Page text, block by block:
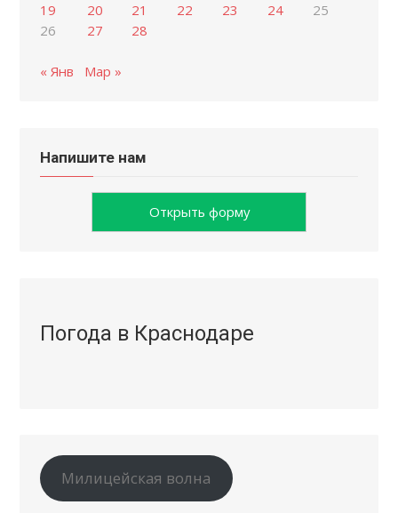
19
20 21 22 23 24
25
26
27 28
« Янв Мар »
Напишите нам
Открыть форму
Погода в Краснодаре
Милицейская волна